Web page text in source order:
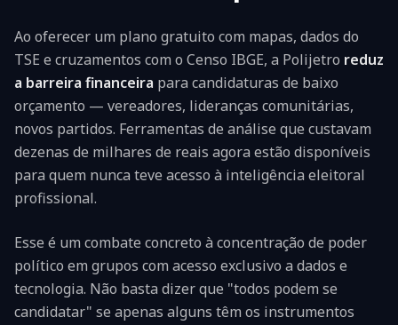
Ao oferecer um plano gratuito com mapas, dados do
TSE e cruzamentos com o Censo IBGE, a Polijetro reduz
a barreira financeira para candidaturas de baixo
orçamento — vereadores, lideranças comunitárias,
novos partidos. Ferramentas de análise que custavam
dezenas de milhares de reais agora estão disponíveis
para quem nunca teve acesso à inteligência eleitoral
profissional.
Esse é um combate concreto à concentração de poder
político em grupos com acesso exclusivo a dados e
tecnologia. Não basta dizer que "todos podem se
candidatar" se apenas alguns têm os instrumentos